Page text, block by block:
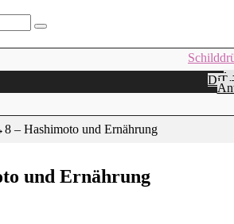
Die
8 – Hashimoto und Ernährung
und Ernährung